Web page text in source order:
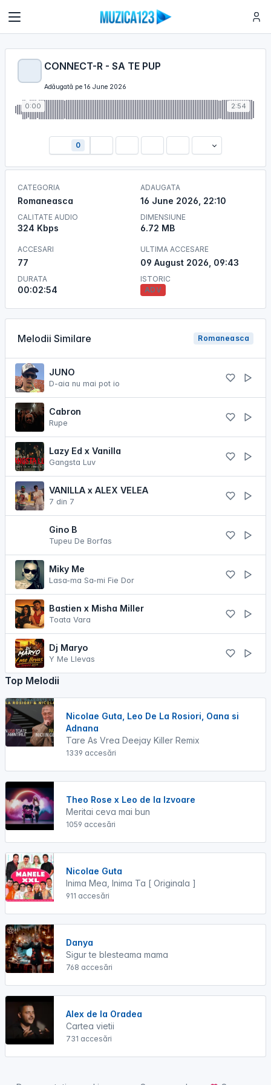
CONNECT-R - SA TE PUP
Adăugată pe 16 June 2026
0:00 2:54
0
CATEGORIA
Romaneasca
CALITATE AUDIO
324 Kbps
ADAUGATA
16 June 2026, 22:10
DIMENSIUNE
6.72 MB
ACCESARI
77
DURATA
00:02:54
ULTIMA ACCESARE
09 August 2026, 09:43
ISTORIC
ADV
Melodii Similare Romaneasca
JUNO
D-aia nu mai pot io
Cabron
Rupe
Lazy Ed x Vanilla
Gangsta Luv
VANILLA x ALEX VELEA
7 din 7
Gino B
Tupeu De Borfas
Miky Me
Lasa-ma Sa-mi Fie Dor
Bastien x Misha Miller
Toata Vara
Dj Maryo
Y Me Llevas
Top Melodii
Nicolae Guta, Leo De La Rosiori, Oana si
Adnana
Tare As Vrea Deejay Killer Remix
1339 accesări
Theo Rose x Leo de la Izvoare
Meritai ceva mai bun
1059 accesări
Nicolae Guta
Inima Mea, Inima Ta [ Originala ]
911 accesări
Danya
Sigur te blesteama mama
768 accesări
Alex de la Oradea
Cartea vietii
731 accesări